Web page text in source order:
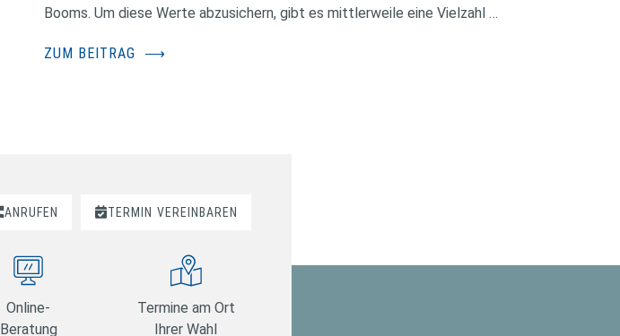
Booms. Um diese Werte abzusichern, gibt es mittlerweile eine Vielzahl …
ZUM BEITRAG ⟶
ANRUFEN TERMIN VEREINBAREN
Online-
Beratung
Termine am Ort
Ihrer Wahl